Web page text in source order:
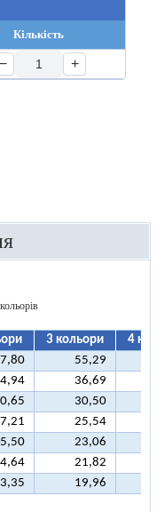
Кількість
− +
3 кольори
4
55,29
36,69
30,50
25,54
23,06
21,82
19,96